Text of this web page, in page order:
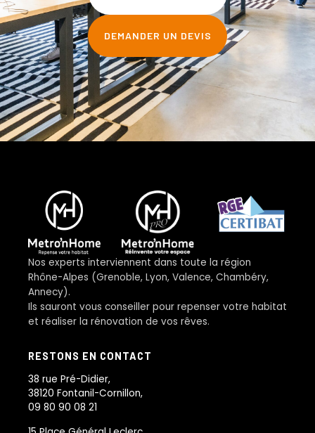
DEMANDER UN DEVIS
Nos experts interviennent dans toute la région
Rhône-Alpes (Grenoble, Lyon, Valence, Chambéry,
Annecy).
Ils sauront vous conseiller pour repenser votre habitat
et réaliser la rénovation de vos rêves.
RESTONS EN CONTACT
38 rue Pré-Didier,
38120 Fontanil-Cornillon,
09 80 90 08 21